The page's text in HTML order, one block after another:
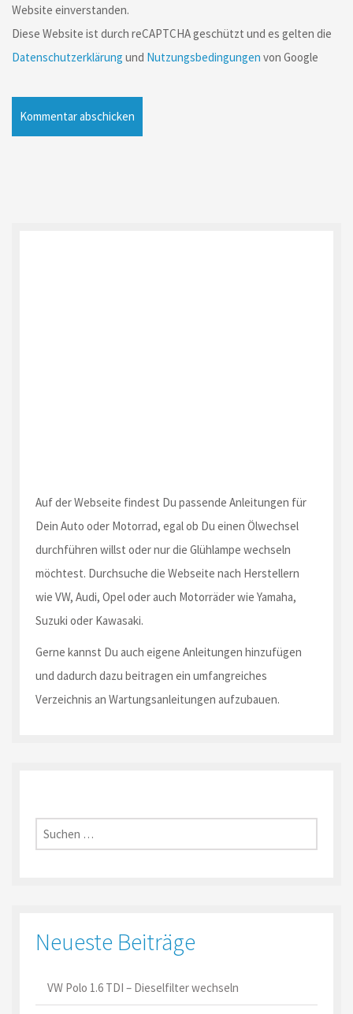
Website einverstanden.
Diese Website ist durch reCAPTCHA geschützt und es gelten die
Datenschutzerklärung und Nutzungsbedingungen von Google
Auf der Webseite findest Du passende Anleitungen für
Dein Auto oder Motorrad, egal ob Du einen Ölwechsel
durchführen willst oder nur die Glühlampe wechseln
möchtest. Durchsuche die Webseite nach Herstellern
wie VW, Audi, Opel oder auch Motorräder wie Yamaha,
Suzuki oder Kawasaki.
Gerne kannst Du auch eigene Anleitungen hinzufügen
und dadurch dazu beitragen ein umfangreiches
Verzeichnis an Wartungsanleitungen aufzubauen.
Suche
nach:
Neueste Beiträge
VW Polo 1.6 TDI – Dieselfilter wechseln